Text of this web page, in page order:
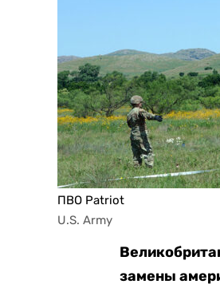
ПВО Patriot
U.S. Army
замены